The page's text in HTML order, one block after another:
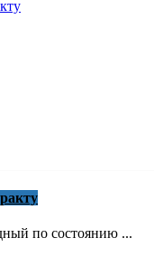
по состоянию ...